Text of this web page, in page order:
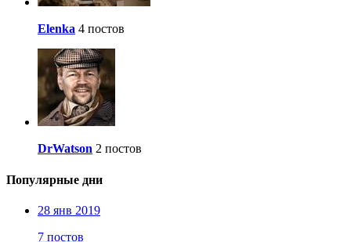
Elenka 4 постов
DrWatson 2 постов
Популярные дни
28 янв 2019
7 постов